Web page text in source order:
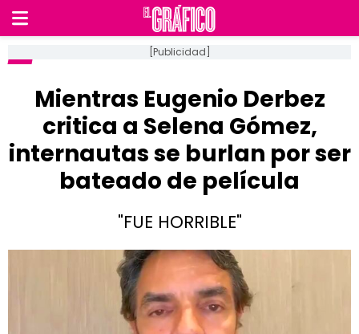
[Publicidad]
Mientras Eugenio Derbez
critica a Selena Gómez,
internautas se burlan por ser
bateado de película
"FUE HORRIBLE"